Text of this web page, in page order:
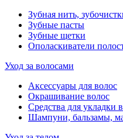
Зубная нить,
Зубные пасты
Зубные щетки
Ополаскиватели
Уход за волосами
Аксессуары для волос
Окрашивание волос
Средства для укладки
Шампуни, бальзамы,